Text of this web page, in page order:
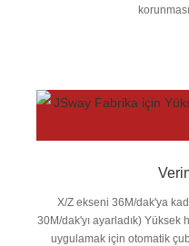
X/Z ekseni 36M/dak'ya
30M/dak'yı ayarladık) Yüksek
uygulamak için otomatik